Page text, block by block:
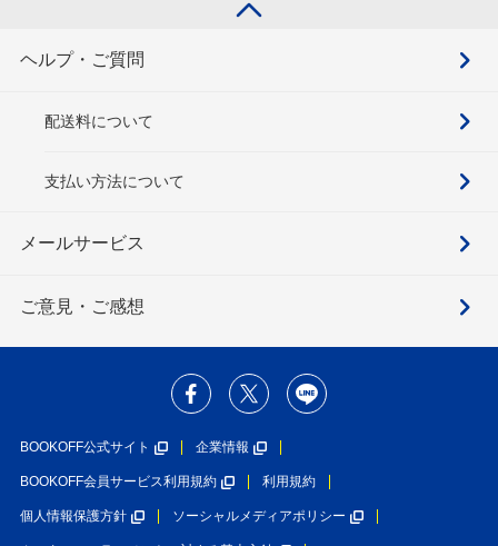
ヘルプ・ご質問
配送料について
支払い方法について
メールサービス
ご意見・ご感想
BOOKOFF公式サイト 企業情報
BOOKOFF会員サービス利用規約 利用規約
個人情報保護方針 ソーシャルメディアポリシー